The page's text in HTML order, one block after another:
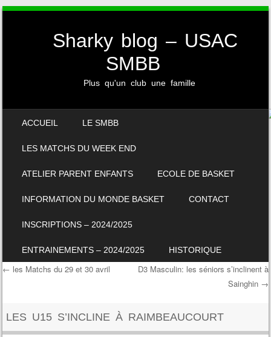
Sharky blog – USAC
SMBB
Plus qu'un club une famille
ACCUEIL LE SMBB
LES MATCHS DU WEEK END
ATELIER PARENT ENFANTS ECOLE DE BASKET
INFORMATION DU MONDE BASKET CONTACT
INSCRIPTIONS – 2024/2025
ENTRAINEMENTS – 2024/2025 HISTORIQUE
← les Matchs du 29 et 30 avril
D3 Masculin: les séniors s’inclinent à
Sainghin →
LES U15 S’INCLINE À RAIMBEAUCOURT